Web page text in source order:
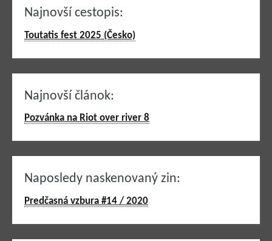
Najnovší cestopis:
Toutatis fest 2025 (Česko)
Najnovší článok:
Pozvánka na Riot over river 8
Naposledy naskenovaný zin:
Predčasná vzbura #14 / 2020